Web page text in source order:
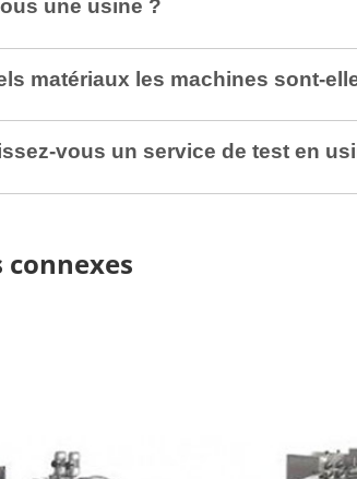
une usine ?
matériaux les machines sont-
vous un service de test en